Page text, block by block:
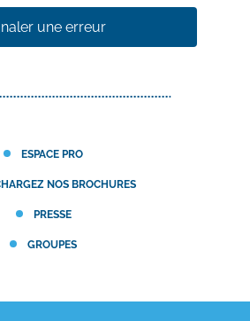
une erreur
ESPACE PRO
NOS BROCHURES
PRESSE
GROUPES